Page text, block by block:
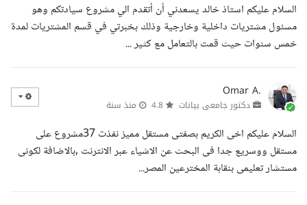
السلام عليكم استاذ خالد يسعدني أن أتقدم الي مشروع سيادتكم وهو
مسئول مشتريات داخلية وخارجية وذلك بخبرتي في قسم المشتريات لمدة
خمس سنوات حيث قمت بالتعامل مع كثير ...
Omar A.
دكتور جامعى بيانات منذ سنة
السلام عليكم اخى الكريم بصفتى مستقل مميز نفذت 37مشروع على
مستقل ووسريع جدا فى البحث عن الاشياء عبر الانترنت ,بالاضافة لكونى
مستشار تعليمى بنقابة المخترعين المصر...